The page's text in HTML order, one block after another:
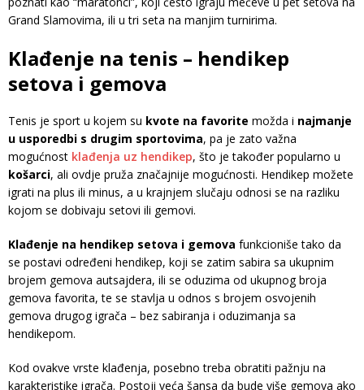
Grand Slamovima, ili u tri seta na manjim turnirima.
Klađenje na tenis – hendikep
setova i gemova
Tenis je sport u kojem su kvote na favorite možda i najmanje
u usporedbi s drugim sportovima, pa je zato važna
mogućnost klađenja uz hendikep, što je također popularno u
košarci, ali ovdje pruža značajnije mogućnosti. Hendikep možete
igrati na plus ili minus, a u krajnjem slučaju odnosi se na razliku
kojom se dobivaju setovi ili gemovi.
Klađenje na hendikep setova i gemova funkcioniše tako da
se postavi određeni hendikep, koji se zatim sabira sa ukupnim
brojem gemova autsajdera, ili se oduzima od ukupnog broja
gemova favorita, te se stavlja u odnos s brojem osvojenih
gemova drugog igrača – bez sabiranja i oduzimanja sa
hendikepom.
Kod ovakve vrste klađenja, posebno treba obratiti pažnju na
karakteristike igrača. Postoji veća šansa da bude više gemova ako